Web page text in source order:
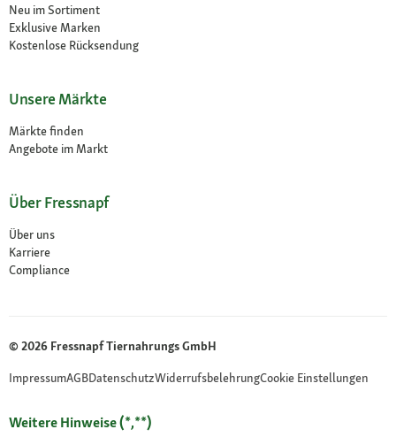
Neu im Sortiment
Exklusive Marken
Kostenlose Rücksendung
Unsere Märkte
Märkte finden
Angebote im Markt
Über Fressnapf
Über uns
Karriere
Compliance
© 2026 Fressnapf Tiernahrungs GmbH
ImpressumAGBDatenschutzWiderrufsbelehrungCookie Einstellungen
Weitere Hinweise (*,**)